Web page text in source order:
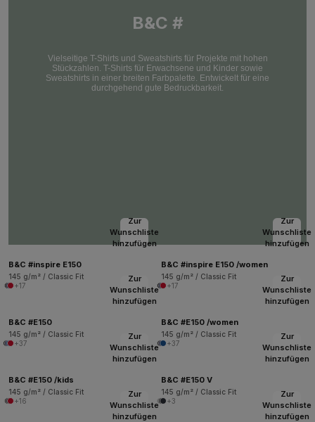
B&C #
Vielseitige T-Shirts und Sweatshirts für Projekte mit hohen
Stückzahlen. T-Shirts für Erwachsene und Kinder sowie
Sweatshirts in einer breiten Farbpalette. Entwickelt für eine
durchgehend gute Bedruckbarkeit.
Zur
Wunschliste
hinzufügen
B&C #inspire E150
145 g/m² / Classic Fit
+17
Zur
Wunschliste
hinzufügen
B&C #inspire E150 /women
145 g/m² / Classic Fit
+17
Zur
Wunschliste
hinzufügen
B&C #E150
145 g/m² / Classic Fit
+37
Zur
Wunschliste
hinzufügen
B&C #E150 /women
145 g/m² / Classic Fit
+37
Zur
Wunschliste
hinzufügen
B&C #E150 /kids
145 g/m² / Classic Fit
+16
Zur
Wunschliste
hinzufügen
B&C #E150 V
145 g/m² / Classic Fit
+3
Zur
Wunschliste
hinzufügen
Zur
Wunschliste
hinzufügen